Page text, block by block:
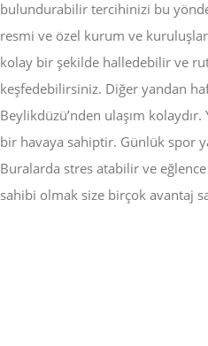
bulundurabilir tercihinizi bu
resmi ve özel kurum ve kuruluşlar
kolay bir şekilde halledebilir ve
keşfedebilirsiniz. Diğer yandan
Beylikdüzü’nden ulaşım
bir havaya sahiptir. Günlük spor
Buralarda stres atabilir ve
sahibi olmak size birçok avantaj
hummel Erkek
Taban
Kavrama,
Güncel 13 Mayıs